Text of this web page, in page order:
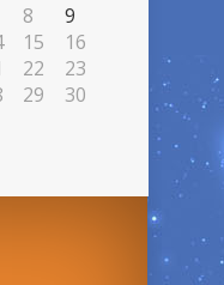
8
9
15
16
22
23
29
30